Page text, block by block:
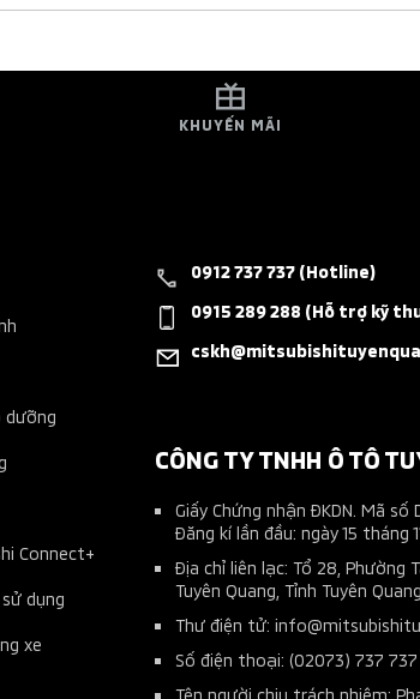
KHUYẾN MÃI
dưỡng
Connect+
dụng
xe
0912 737 737 (Hotline)
0915 289 288 (Hỗ trợ kỹ
CÔNG TY TNHH Ô TÔ
Giấy Chứng nhận ĐKDN. Mã số
Đăng kí lần đầu: ngày 15 tháng
Địa chỉ liên lạc: Tổ 28, Phường
Tuyên Quang, Tỉnh Tuyên Quang
Thư điện tử:
Số điện thoại: (02073) 737 737
Tên người chịu trách nhiệm: